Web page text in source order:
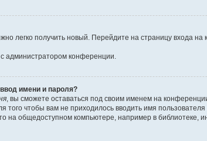
легко получить новый. Перейдите на страницу входа
администратором конференции.
имени и пароля?
, вы сможете оставаться под своим именем на
того чтобы вам не приходилось вводить имя
на общедоступном компьютере, например в библиотеке,